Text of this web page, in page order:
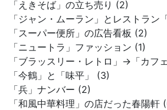
「えきそば」の立ち売り (2)
「ジャン・ムーラン」とレストラン
「スーパー便所」の広告看板 (2)
「ニュートラ」ファッション (1)
「ブラッスリー・レトロ」→「カフ
「今鶴」と「味平」 (3)
「兵」ナンバー (2)
「和風中華料理」の店だった春陽軒